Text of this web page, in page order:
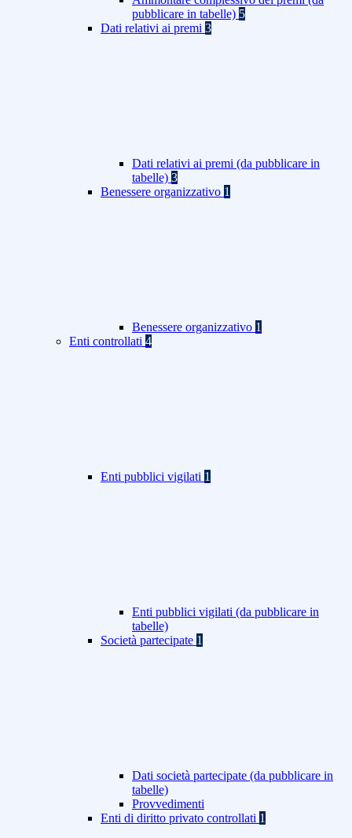
pubblicare in tabelle) 5
Dati relativi ai premi 3
Dati relativi ai premi (da pubblicare in
tabelle) 3
Benessere organizzativo 1
Benessere organizzativo 1
Enti controllati 4
Enti pubblici vigilati 1
Enti pubblici vigilati (da pubblicare in
tabelle)
Società partecipate 1
Dati società partecipate (da pubblicare in
tabelle)
Provvedimenti
Enti di diritto privato controllati 1